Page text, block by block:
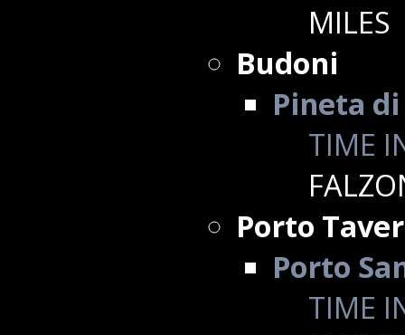
MILES
Budoni
Pineta
TIME
Porto
Porto
TIME